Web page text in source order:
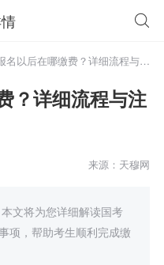
？详细流程与注
来源：天穆网
文将为您详细解读国考
项，帮助考生顺利完成缴